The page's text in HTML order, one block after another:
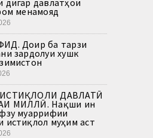
менамояд
Доир ба тарзи
зардолуи хушк
ДАВЛАТӢ
МИЛЛӢ. Нақши ин
муаррифии
истиқлол муҳим аст